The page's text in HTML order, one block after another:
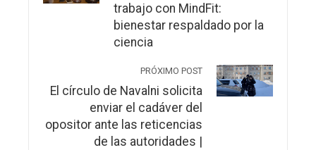
trabajo con MindFit:
bienestar respaldado por la
ciencia
PRÓXIMO POST
El círculo de Navalni solicita
enviar el cadáver del
opositor ante las reticencias
de las autoridades |